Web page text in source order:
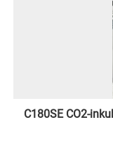
C180SE CO2-